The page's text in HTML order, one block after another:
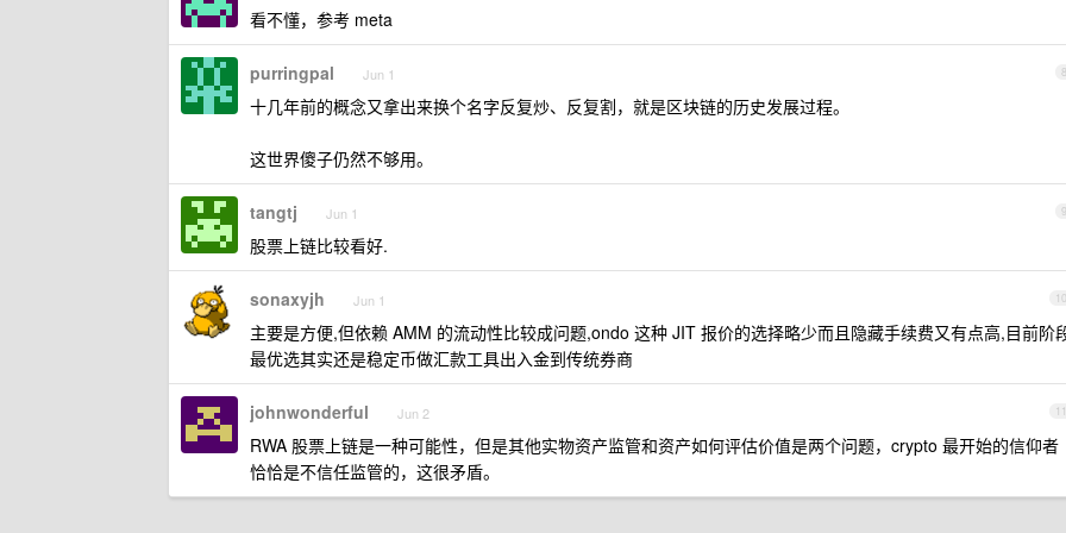
看不懂，参考 meta
8
purringpal Jun 1
十几年前的概念又拿出来换个名字反复炒、反复割，就是区块链的历史发展过程。
这世界傻子仍然不够用。
9
tangtj Jun 1
股票上链比较看好.
10
sonaxyjh Jun 1
主要是方便,但依赖 AMM 的流动性比较成问题,ondo 这种 JIT 报价的选择略少而且隐藏手续费又有点高,目前阶
最优选其实还是稳定币做汇款工具出入金到传统券商
11
johnwonderful Jun 2
RWA 股票上链是一种可能性，但是其他实物资产监管和资产如何评估价值是两个问题，crypto 最开始的信仰者
恰恰是不信任监管的，这很矛盾。